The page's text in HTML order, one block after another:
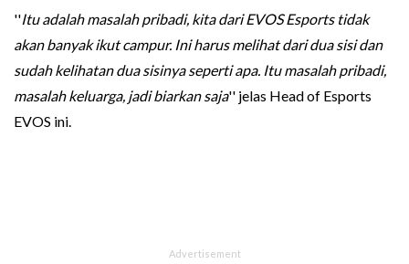
''Itu adalah masalah pribadi, kita dari EVOS Esports tidak
akan banyak ikut campur. Ini harus melihat dari dua sisi dan
sudah kelihatan dua sisinya seperti apa. Itu masalah pribadi,
masalah keluarga, jadi biarkan saja'' jelas Head of Esports
EVOS ini.